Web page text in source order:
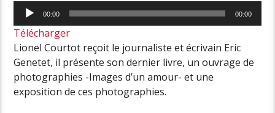
Lecteur
audio
00:00 00:00
Télécharger
Lionel Courtot reçoit le journaliste et écrivain Eric
Genetet, il présente son dernier livre, un ouvrage de
photographies -Images d’un amour- et une
exposition de ces photographies.